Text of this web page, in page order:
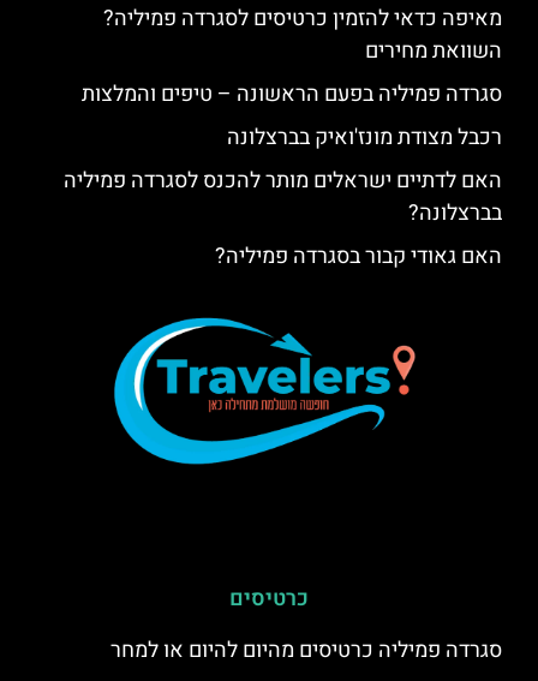
מאיפה כדאי להזמין כרטיסים לסגרדה פמיליה?
השוואת מחירים
סגרדה פמיליה בפעם הראשונה – טיפים והמלצות
רכבל מצודת מונז'ואיק בברצלונה
האם לדתיים ישראלים מותר להכנס לסגרדה פמיליה
בברצלונה?
האם גאודי קבור בסגרדה פמיליה?
כרטיסים
סגרדה פמיליה כרטיסים מהיום להיום או למחר